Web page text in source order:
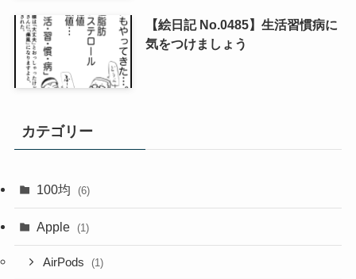
【絵日記 No.0485】生活習慣病に
気をつけましょう
カテゴリー
100均 (6)
Apple (1)
AirPods (1)